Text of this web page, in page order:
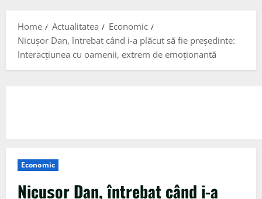
Home Actualitatea
Economic
Nicușor Dan, întrebat când i-a plăcut să fie președinte:
Interacțiunea cu oamenii, extrem de emoționantă
Economic
Nicușor Dan, întrebat când i-a